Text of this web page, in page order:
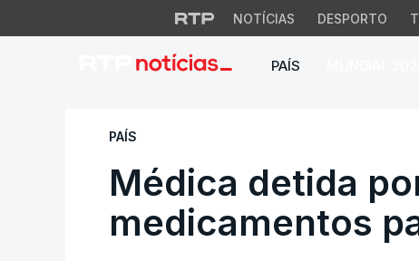
NOTÍCIAS DESPORTO
PAÍS
Médica detida por
PAÍS
Médica detida
medicamentos